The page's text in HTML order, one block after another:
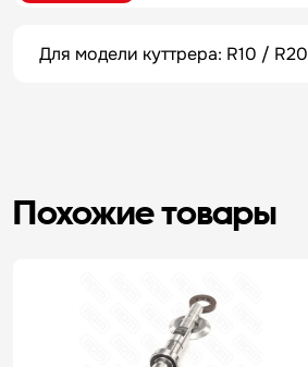
Для модели куттрера: R10 / R20
Похожие товары